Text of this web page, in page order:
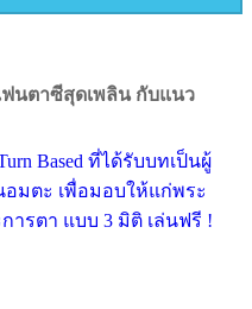
นตาซีสุดเพลิน กับแนว
Based ที่ได้รับบทเป็นผู้
มตะ เพื่อมอบให้แก่พระ
รตา แบบ 3 มิติ เล่นฟรี !